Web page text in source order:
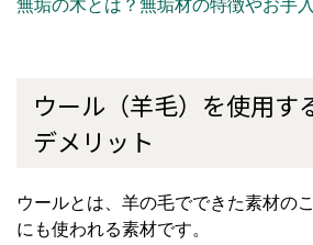
無垢の木とは？無垢材の特徴やお手
ウール（羊毛）を使用す
デメリット
ウールとは、羊の毛でできた素材の
にも使われる素材です。